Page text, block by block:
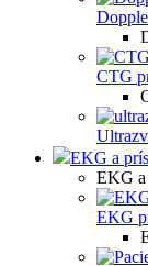
CTG
EKG a
EKG a
EKG